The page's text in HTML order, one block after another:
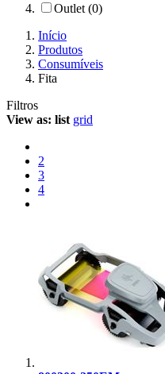
Outlet (0)
Início
Produtos
Consumíveis
Fita
Filtros
View as: list grid
2
3
4